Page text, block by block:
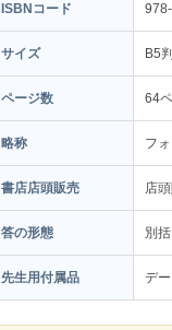
ISBNコード
サイズ B5
ページ数 64
略称 フ
書店店頭販売 店
答の形態 別
先生用付属品 デ